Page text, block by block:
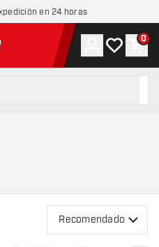
en 24 horas
de inicio
Cuenta
Mi lista de
0
Recomendado